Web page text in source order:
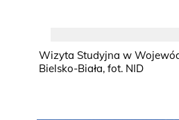
Wizyta Studyjna w
Bielsko-Biała, fot. NID